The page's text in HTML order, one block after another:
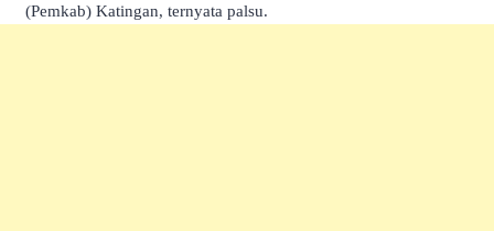
(Pemkab) Katingan, ternyata palsu.